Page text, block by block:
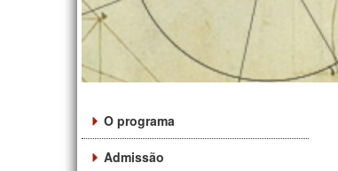
O programa
Admissão